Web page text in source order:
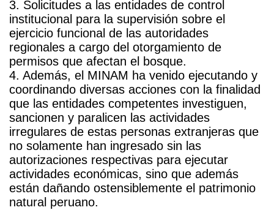
3. Solicitudes a las entidades de control
institucional para la supervisión sobre el
ejercicio funcional de las autoridades
regionales a cargo del otorgamiento de
permisos que afectan el bosque.
4. Además, el MINAM ha venido ejecutando y
coordinando diversas acciones con la finalidad
que las entidades competentes investiguen,
sancionen y paralicen las actividades
irregulares de estas personas extranjeras que
no solamente han ingresado sin las
autorizaciones respectivas para ejecutar
actividades económicas, sino que además
están dañando ostensiblemente el patrimonio
natural peruano.